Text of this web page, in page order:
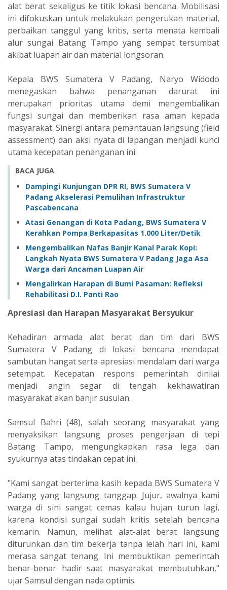
alat berat sekaligus ke titik lokasi bencana. Mobilisasi
ini difokuskan untuk melakukan pengerukan material,
perbaikan tanggul yang kritis, serta menata kembali
alur sungai Batang Tampo yang sempat tersumbat
akibat luapan air dan material longsoran.
Kepala BWS Sumatera V Padang, Naryo Widodo
menegaskan bahwa penanganan darurat ini
merupakan prioritas utama demi mengembalikan
fungsi sungai dan memberikan rasa aman kepada
masyarakat. Sinergi antara pemantauan langsung (field
assessment) dan aksi nyata di lapangan menjadi kunci
utama kecepatan penanganan ini.
BACA JUGA
Dampingi Kunjungan DPR RI, BWS Sumatera V
Padang Akselerasi Pemulihan Infrastruktur
Pascabencana
Atasi Genangan di Kota Padang, BWS Sumatera V
Kerahkan Pompa Berkapasitas 1.000 Liter/Detik
Mengembalikan Nafas Banjir Kanal Parak Kopi:
Langkah Nyata BWS Sumatera V Padang Jaga Asa
Warga dari Ancaman Luapan Air
Mengalirkan Harapan di Bumi Pasaman: Refleksi
Rehabilitasi D.I. Panti Rao
Apresiasi dan Harapan Masyarakat Bersyukur
Kehadiran armada alat berat dan tim dari BWS
Sumatera V Padang di lokasi bencana mendapat
sambutan hangat serta apresiasi mendalam dari warga
setempat. Kecepatan respons pemerintah dinilai
menjadi angin segar di tengah kekhawatiran
masyarakat akan banjir susulan.
Samsul Bahri (48), salah seorang masyarakat yang
menyaksikan langsung proses pengerjaan di tepi
Batang Tampo, mengungkapkan rasa lega dan
syukurnya atas tindakan cepat ini.
"Kami sangat berterima kasih kepada BWS Sumatera V
Padang yang langsung tanggap. Jujur, awalnya kami
warga di sini sangat cemas kalau hujan turun lagi,
karena kondisi sungai sudah kritis setelah bencana
kemarin. Namun, melihat alat-alat berat langsung
diturunkan dan tim bekerja tanpa lelah hari ini, kami
merasa sangat tenang. Ini membuktikan pemerintah
benar-benar hadir saat masyarakat membutuhkan,"
ujar Samsul dengan nada optimis.